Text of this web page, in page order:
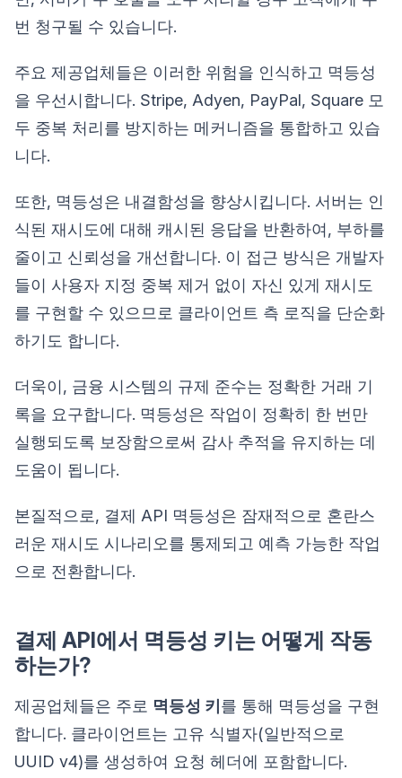
번 청구될 수 있습니다.
주요 제공업체들은 이러한 위험을 인식하고 멱등성
을 우선시합니다. Stripe, Adyen, PayPal, Square 모
두 중복 처리를 방지하는 메커니즘을 통합하고 있습
니다.
또한, 멱등성은 내결함성을 향상시킵니다. 서버는 인
식된 재시도에 대해 캐시된 응답을 반환하여, 부하를
줄이고 신뢰성을 개선합니다. 이 접근 방식은 개발자
들이 사용자 지정 중복 제거 없이 자신 있게 재시도
를 구현할 수 있으므로 클라이언트 측 로직을 단순화
하기도 합니다.
더욱이, 금융 시스템의 규제 준수는 정확한 거래 기
록을 요구합니다. 멱등성은 작업이 정확히 한 번만
실행되도록 보장함으로써 감사 추적을 유지하는 데
도움이 됩니다.
본질적으로, 결제 API 멱등성은 잠재적으로 혼란스
러운 재시도 시나리오를 통제되고 예측 가능한 작업
으로 전환합니다.
결제 API에서 멱등성 키는 어떻게 작동
하는가?
제공업체들은 주로 멱등성 키 를 통해 멱등성을 구현
합니다. 클라이언트는 고유 식별자(일반적으로
UUID v4)를 생성하여 요청 헤더에 포함합니다.